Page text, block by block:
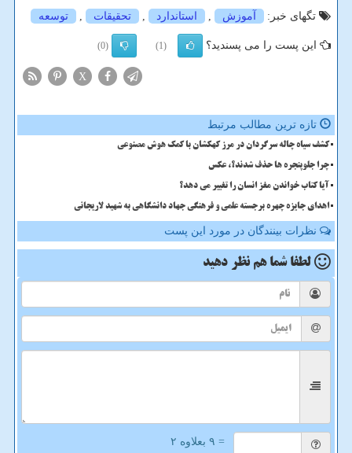
تگهای خبر:
آموزش , استاندارد , تحقیقات , توسعه
این پست را می پسندید؟ (1)
(0)
X
تازه ترین مطالب مرتبط
کشف سیاه چاله سرگردان در مرز کهکشان با کمک هوش مصنوعی
چرا جلوپنجره ها حذف شدند؟، عکس
آیا کتاب خواندن مغز انسان را تغییر می دهد؟
اهدای جایزه چهره برجسته علمی و فرهنگی جهاد دانشگاهی به شهید لاریجانی
نظرات بینندگان در مورد این پست
لطفا شما هم نظر دهید
= ۹ بعلاوه ۲